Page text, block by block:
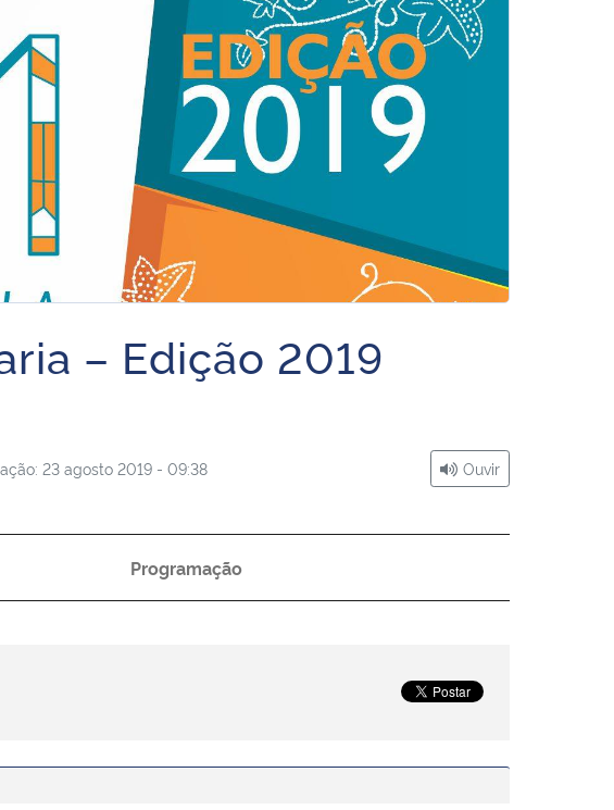
– Edição 2019
23 agosto 2019 - 09:38 Ouvir
Programação